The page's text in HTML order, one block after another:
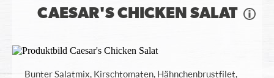
CAESAR'S CHICKEN SALAT
Bunter Salatmix, Kirschtomaten, Hähnchenbrustfilet,